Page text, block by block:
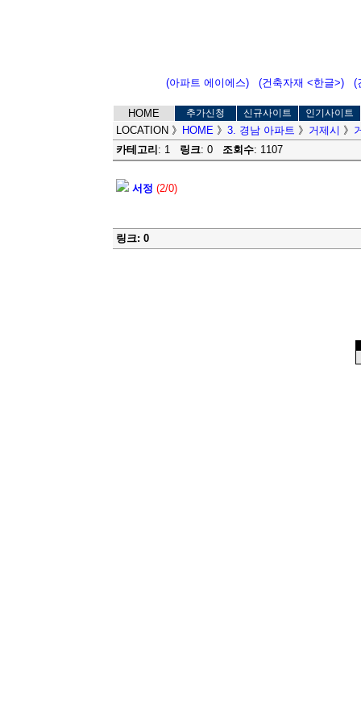
(아파트 에이에스) (건축자재 <한글>) (
HOME 추가신청 신규사이트 인기사이트
LOCATION 》 HOME 》 3. 경남 아파트 》 거제시 》
카테고리 : 1 링크: 0 조회수: 1107
서정 (2/0)
링크: 0